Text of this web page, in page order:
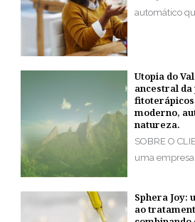
automático
Utopia do
ancestral da
moderno,
natureza.
SOBRE O
uma
Sphera Joy:
ao